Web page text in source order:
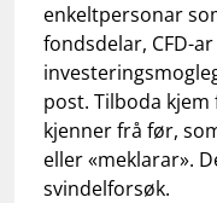
enkeltpersonar
fondsdelar, CFD-
post. Tilboda
kjenner frå før,
eller «meklarar».
svindelforsøk.